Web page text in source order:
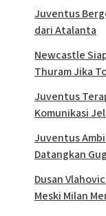
Juventus
dari Atalanta
Newcastle
Thuram Jika
Juventus
Komunikasi
Juventus
Datangkan
Dusan
Meski Milan